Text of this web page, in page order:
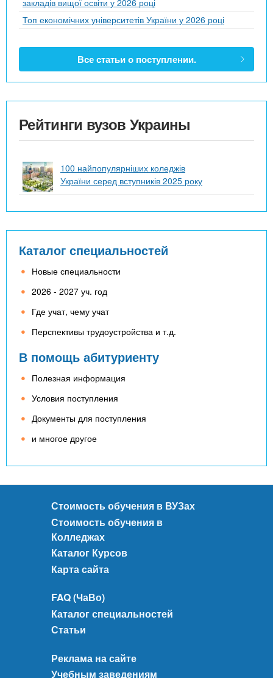
Топ економічних університетів України у 2026 році
Все статьи о поступлении.
Рейтинги вузов Украины
100 найпопулярніших коледжів
України серед вступників 2025 року
Каталог специальностей
Новые специальности
2026 - 2027 уч. год
Где учат, чему учат
Перспективы трудоустройства и т.д.
В помощь абитуриенту
Полезная информация
Условия поступления
Документы для поступления
и многое другое
Стоимость обучения в ВУЗах
Стоимость обучения в
Колледжах
Каталог Курсов
Карта сайта
FAQ (ЧаВо)
Каталог специальностей
Статьи
Реклама на сайте
Учебным заведениям